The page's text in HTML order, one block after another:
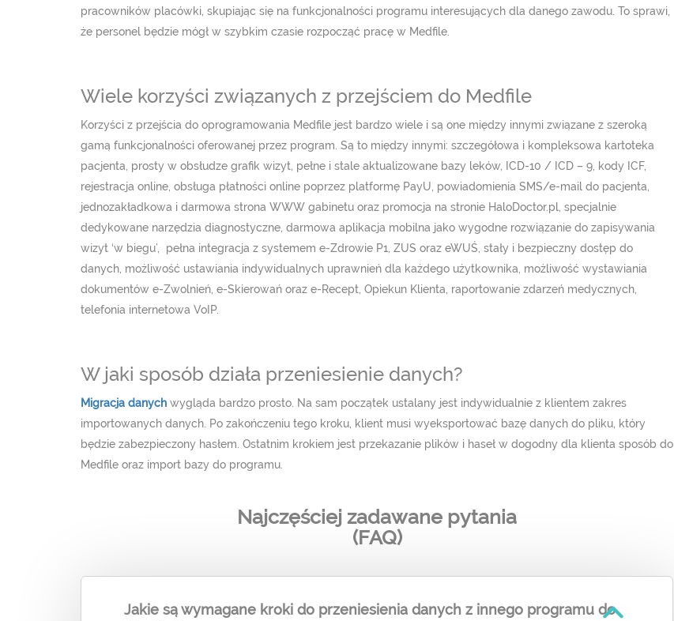
pracowników placówki, skupiając się na funkcjonalności programu interesujących dla danego zawodu. To sprawi,
że personel będzie mógł w szybkim czasie rozpocząć pracę w Medfile.
Wiele korzyści związanych z przejściem do Medfile
Korzyści z przejścia do oprogramowania Medfile jest bardzo wiele i są one między innymi związane z szeroką
gamą funkcjonalności oferowanej przez program. Są to między innymi: szczegółowa i kompleksowa kartoteka
pacjenta, prosty w obsłudze grafik wizyt, pełne i stale aktualizowane bazy leków, ICD-10 / ICD – 9, kody ICF,
rejestracja online, obsługa płatności online poprzez platformę PayU, powiadomienia SMS/e-mail do pacjenta,
jednozakładkowa i darmowa strona WWW gabinetu oraz promocja na stronie HaloDoctor.pl, specjalnie
dedykowane narzędzia diagnostyczne, darmowa aplikacja mobilna jako wygodne rozwiązanie do zapisywania
wizyt ‘w biegu’, pełna integracja z systemem e-Zdrowie P1, ZUS oraz eWUŚ, stały i bezpieczny dostęp do
danych, możliwość ustawiania indywidualnych uprawnień dla każdego użytkownika, możliwość wystawiania
dokumentów e-Zwolnień, e-Skierowań oraz e-Recept, Opiekun Klienta, raportowanie zdarzeń medycznych,
telefonia internetowa VoIP.
W jaki sposób działa przeniesienie danych?
Migracja danych wygląda bardzo prosto. Na sam początek ustalany jest indywidualnie z klientem zakres
importowanych danych. Po zakończeniu tego kroku, klient musi wyeksportować bazę danych do pliku, który
będzie zabezpieczony hasłem. Ostatnim krokiem jest przekazanie plików i haseł w dogodny dla klienta sposób do
Medfile oraz import bazy do programu.
Najczęściej zadawane pytania
(FAQ)
Jakie są wymagane kroki do przeniesienia danych z innego programu do